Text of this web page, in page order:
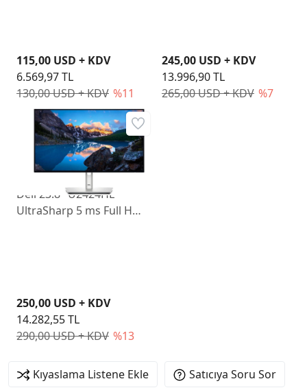
130,00 USD + KDV %11
115,00 USD + KDV
6.569,97 TL
265,00 USD + KDV %7
245,00 USD + KDV
13.996,90 TL
Dell 23.8" U2424HE
UltraSharp 5 ms Full HD
290,00 USD + KDV %13
250,00 USD + KDV
14.282,55 TL
Kıyaslama Listene Ekle Satıcıya Soru Sor